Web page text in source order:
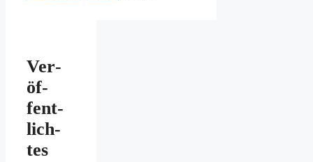
Ver­
öf­
fent­
lich­
tes